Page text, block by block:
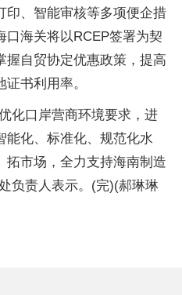
印、智能审核等多项便企措
口海关将以RCEP签署为契
握自贸协定优惠政策，提高
书利用率。
化口岸营商环境要求，进
能化、标准化、规范化水
拓市场，全力支持海南制造
负责人表示。(完)(郝琳琳